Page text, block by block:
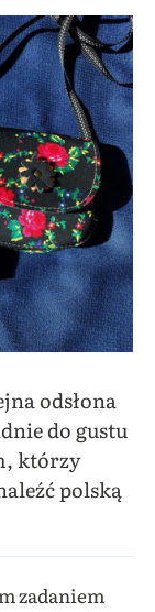
odsłona
do gustu
którzy
polską
zadaniem